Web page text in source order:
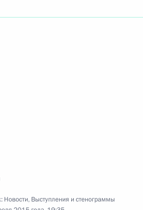
Новости, Выступления и стенограммы